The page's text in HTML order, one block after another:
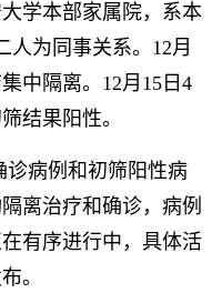
学本部家属院，系本
人为同事关系。12月
中隔离。12月15日4
结果阳性。
病例和初筛阳性病
离治疗和确诊，病例
有序进行中，具体活
。